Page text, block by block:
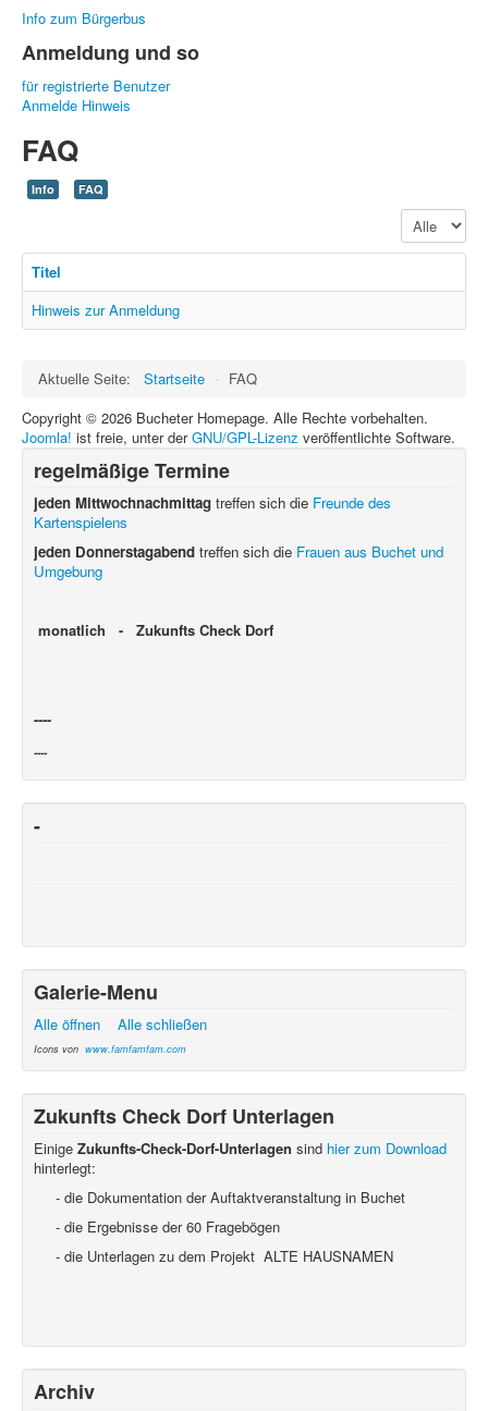
Info zum Bürgerbus
Anmeldung und so
für registrierte Benutzer
Anmelde Hinweis
FAQ
Info FAQ
Anzeige #
Titel
Hinweis zur Anmeldung
Aktuelle Seite: Startseite - FAQ
Copyright © 2026 Bucheter Homepage. Alle Rechte vorbehalten.
Joomla! ist freie, unter derGNU/GPL-Lizenz veröffentlichte Software.
regelmäßige Termine
jeden Mittwochnachmittag treffen sich die Freunde des
Kartenspielens
jeden Donnerstagabend treffen sich die Frauen aus Buchet und
Umgebung
monatlich - Zukunfts Check Dorf
----
----
-
Galerie-Menu
Alle öffnen Alle schließen
Icons von www.famfamfam.com
Zukunfts Check Dorf Unterlagen
Einige Zukunfts-Check-Dorf-Unterlagen sind hier zum Download
hinterlegt:
- die Dokumentation der Auftaktveranstaltung in Buchet
- die Ergebnisse der 60 Fragebögen
- die Unterlagen zu dem Projekt ALTE HAUSNAMEN
Archiv